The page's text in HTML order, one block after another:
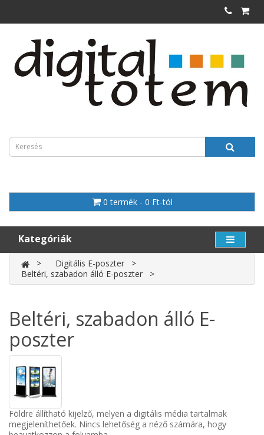
0 termék - 0 Ft-tól
Kategóriák
Digitális E-poszter
Beltéri, szabadon álló E-poszter
Beltéri, szabadon álló E-
poszter
Földre állítható kijelző, melyen a digitális média tartalmak
megjeleníthetőek. Nincs lehetőség a néző számára, hogy